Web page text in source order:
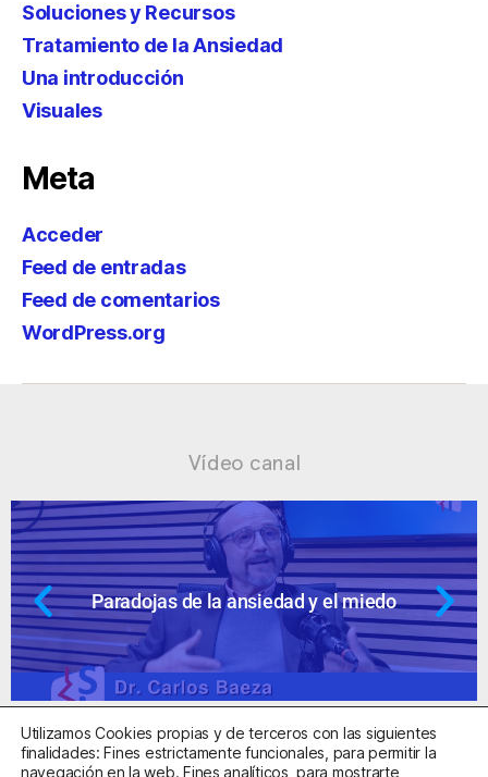
Soluciones y Recursos
Tratamiento de la Ansiedad
Una introducción
Visuales
Meta
Acceder
Feed de entradas
Feed de comentarios
WordPress.org
Vídeo canal
Ansiedad: supuestos cuestionables
Utilizamos Cookies propias y de terceros con las siguientes
finalidades: Fines estrictamente funcionales, para permitir la
navegación en la web. Fines analíticos, para mostrarte